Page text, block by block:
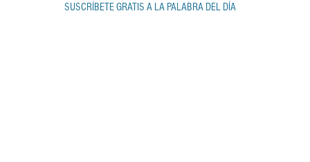
SUSCRÍBETE GRATIS A LA PALABRA DEL DÍA